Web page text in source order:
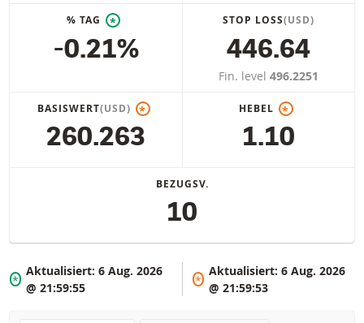
% TAG *
-0.21%
STOP LOSS(USD)
446.64
Fin. level 496.2251
BASISWERT(USD) *
260.263
HEBEL *
1.10
BEZUGSV.
10
*
Aktualisiert:6 Aug. 2026
@ 21:59:55
*
Aktualisiert: 6 Aug. 2026
@ 21:59:53